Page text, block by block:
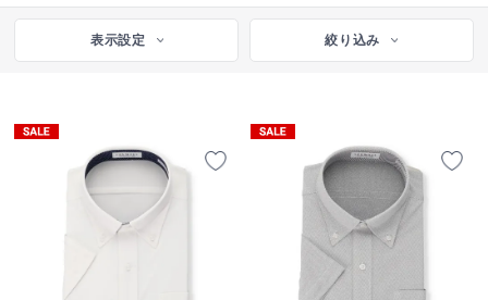
表示設定 絞り込み